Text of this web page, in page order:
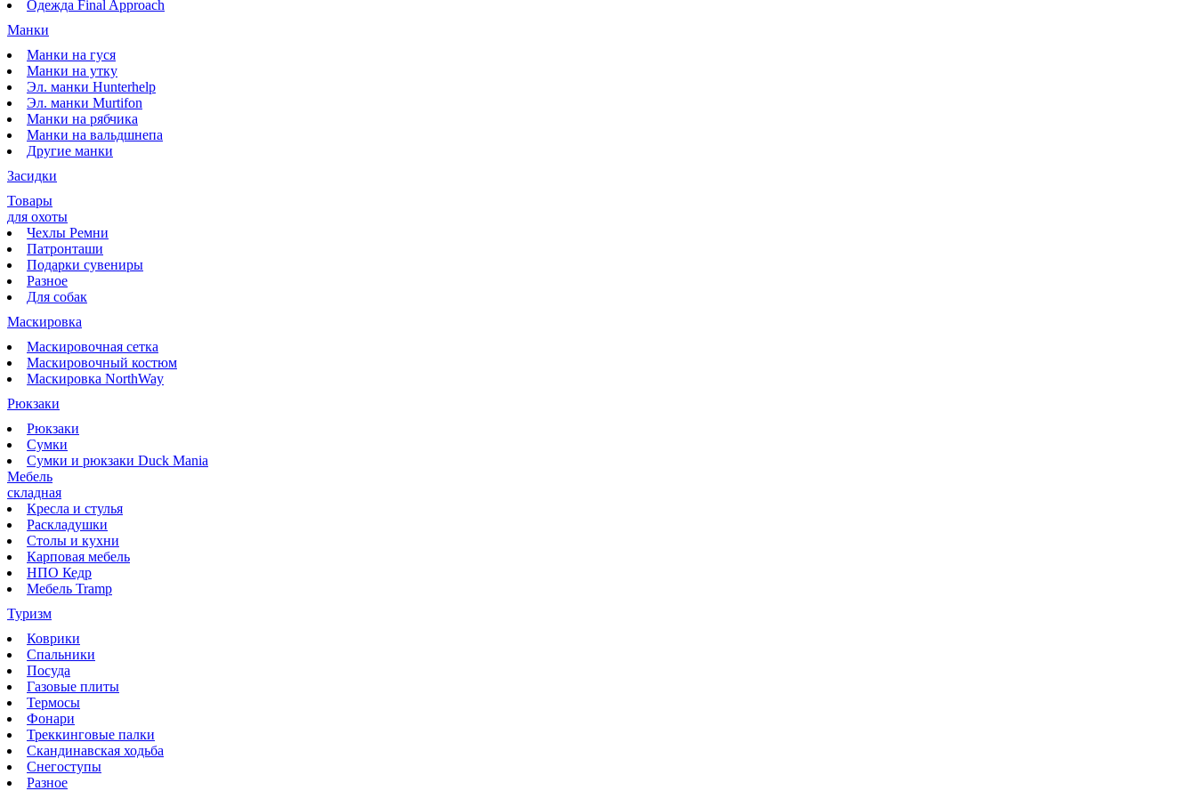
Одежда Final Approach
Манки
Манки на гуся
Манки на утку
Эл. манки Hunterhelp
Эл. манки Murtifon
Манки на рябчика
Манки на вальдшнепа
Другие манки
Засидки
Товары
для охоты
Чехлы Ремни
Патронташи
Подарки сувениры
Разное
Для собак
Маскировка
Маскировочная сетка
Маскировочный костюм
Маскировка NorthWay
Рюкзаки
Рюкзаки
Сумки
Сумки и рюкзаки Duck Mania
Мебель
складная
Кресла и стулья
Раскладушки
Столы и кухни
Карповая мебель
НПО Кедр
Мебель Tramp
Туризм
Коврики
Спальники
Посуда
Газовые плиты
Термосы
Фонари
Треккинговые палки
Скандинавская ходьба
Снегоступы
Разное